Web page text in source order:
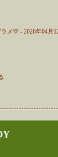
メ💛 - 2026年04月